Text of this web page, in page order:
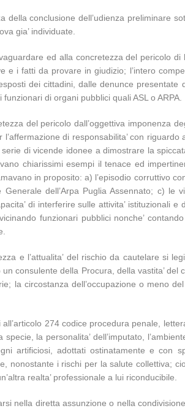
della conclusione dell’udienza
gia’ individuate.
ed alla concretezza del pericolo
e i fatti da provare in giudizio; l’intero
dei cittadini, dalle denunce
di organi pubblici quali ASL o ARPA.
del pericolo dall’oggettiva imponenza
di responsabilita’ con
di vicende idonee a dimostrare la
chiarissimi esempi il tenace ed
in proposito: a) l’episodio corruttivo
dell’Arpa Puglia Assennato; c) le
di interferire sulle attivita’ istituzionali
funzionari pubblici nonche’
e l’attualita’ del rischio da cautelare si
consulente della Procura, della vastita’
la circostanza dell’occupazione o meno
274 codice procedura penale,
la personalita’ dell’imputato,
artificiosi, adottati ostinatamente e con
nonostante i rischi per la salute collettiva;
realta’ professionale a lui riconducibile.
nella diretta assunzione o nella